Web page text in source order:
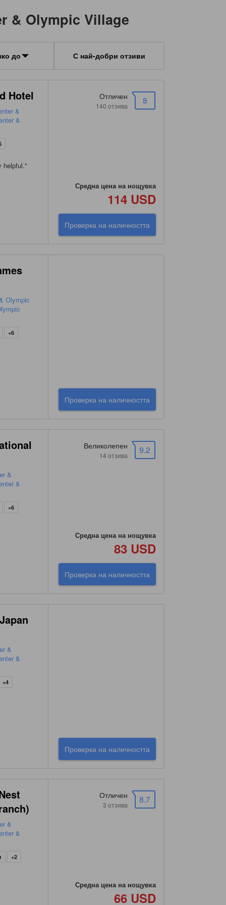
& Olympic Village
до С най-добри отзиви
Hotel
&
&
helpful."
8
Отличен
140 отзива
Средна цена на нощувка
114 USD
Проверка на наличността
Olympic
+6
Проверка на наличността
&
&
+6
9.2
Великолепен
14 отзива
Средна цена на нощувка
83 USD
Проверка на наличността
&
&
+4
Проверка на наличността
&
&
+2
8.7
Отличен
3 отзива
Средна цена на нощувка
66 USD